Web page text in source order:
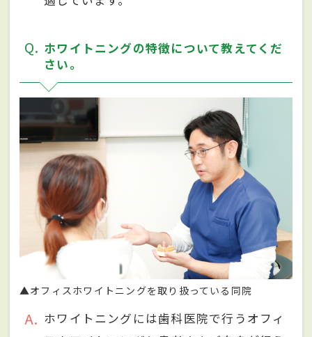
Q
ホワイトニングの特徴について教えてくだ
さい。
▲オフィスホワイトニングを取り扱っている同院
A
ホワイトニングには歯科医院で行うオフィ